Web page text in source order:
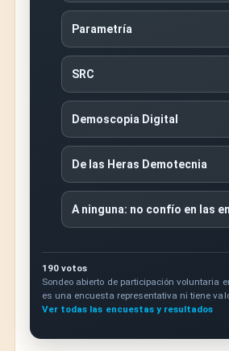
Parametría
SRC
Demoscopia Digital
De las Heras Demotecnia
A ninguna: no confío en las
190 votos
Sondeo abierto de participación voluntaria
es una encuesta representativa ni tiene
Ver todas las encuestas y resultados